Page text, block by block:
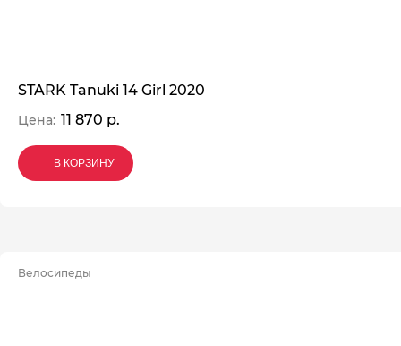
STARK Tanuki 14 Girl 2020
Цена: 11 870 р.
В КОРЗИНУ
В КОРЗИНУ
В КОРЗИНУ
Велосипеды